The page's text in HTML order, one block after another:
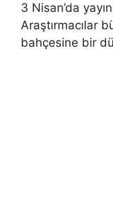
3 Nisan’da
Araştırmacılar
bahçesine bir